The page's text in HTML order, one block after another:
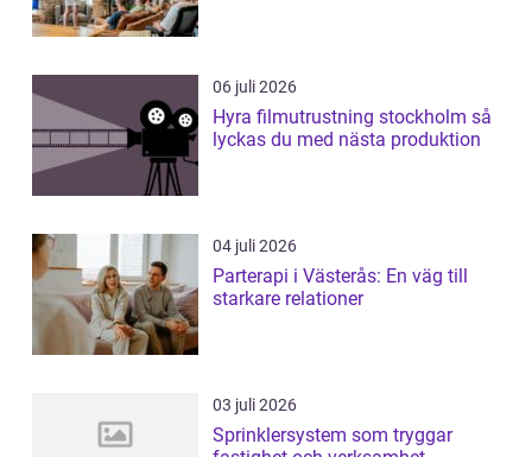
06 juli 2026
Hyra filmutrustning stockholm så
lyckas du med nästa produktion
04 juli 2026
Parterapi i Västerås: En väg till
starkare relationer
03 juli 2026
Sprinklersystem som tryggar